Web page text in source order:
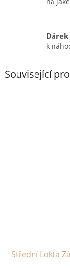
k
Související
Střední Lokta